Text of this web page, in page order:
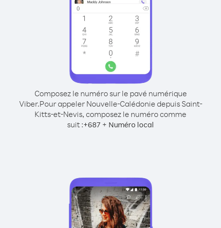
Composez le numéro sur le pavé numérique
Viber.Pour appeler Nouvelle-Calédonie depuis Saint-
Kitts-et-Nevis, composez le numéro comme
suit :+687 + Numéro local